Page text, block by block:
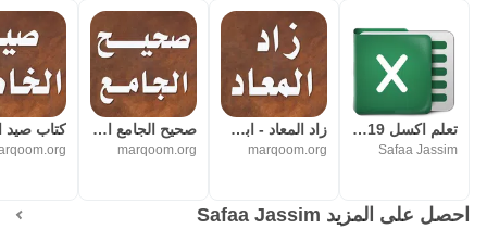
تعلم اكسل 2019
Safaa Jassim
زاد المعاد - ابن قيم الجوزية
marqoom.org
صحيح الجامع الصغير و زيادته
marqoom.org
احصل على المزيد Safaa Jassim